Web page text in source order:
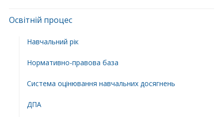
Освітній процес
Навчальний рік
Нормативно-правова база
Система оцінювання навчальних досягнень
ДПА